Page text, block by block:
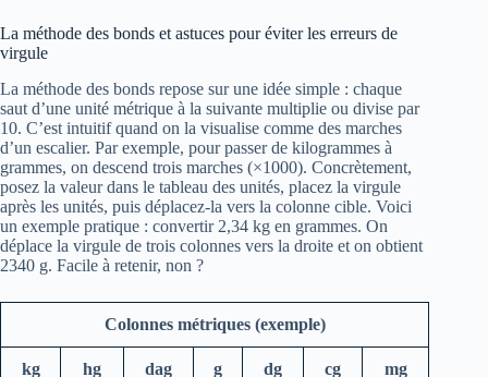
La méthode des bonds et astuces pour éviter les erreurs de
virgule
La méthode des bonds repose sur une idée simple : chaque
saut d’une unité métrique à la suivante multiplie ou divise par
10. C’est intuitif quand on la visualise comme des marches
d’un escalier. Par exemple, pour passer de kilogrammes à
grammes, on descend trois marches (×1000). Concrètement,
posez la valeur dans le tableau des unités, placez la virgule
après les unités, puis déplacez-la vers la colonne cible. Voici
un exemple pratique : convertir 2,34 kg en grammes. On
déplace la virgule de trois colonnes vers la droite et on obtient
2340 g. Facile à retenir, non ?
Colonnes métriques (exemple)
kg hg dag g dg cg mg